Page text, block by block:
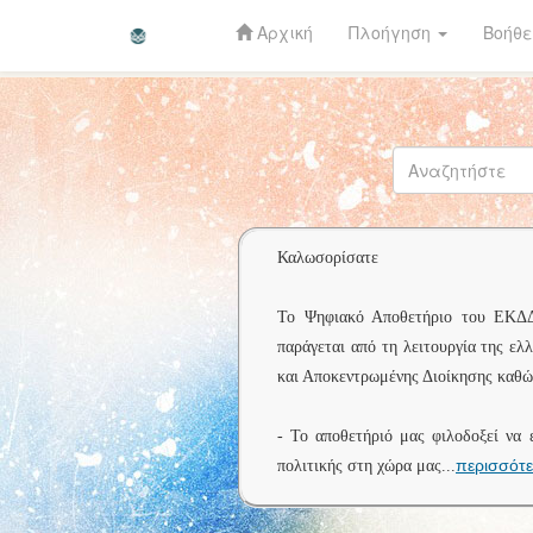
Skip
navigation
Αρχική Πλοήγηση
Καλωσορίσατε
Το Ψηφιακό Αποθετήριο του
παράγεται από τη λειτουργία της
και Αποκεντρωμένης Διοίκησης
- Το αποθετήριό μας φιλοδοξεί να
πολιτικής στη χώρα μας...